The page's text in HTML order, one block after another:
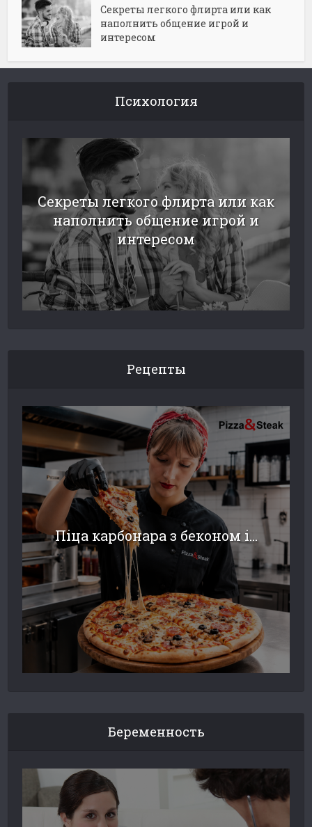
Секреты легкого флирта или как
наполнить общение игрой и
интересом
Психология
Секреты легкого флирта или как
наполнить общение игрой и
интересом
Рецепты
Піца карбонара з беконом і...
Беременность